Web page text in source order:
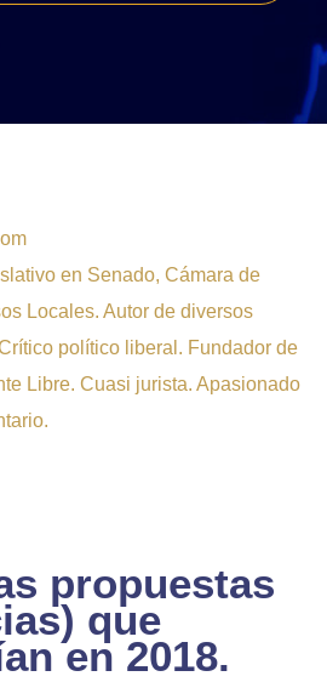
en Senado, Cámara de
Locales. Autor de diversos
político liberal. Fundador de
Libre. Cuasi jurista. Apasionado
propuestas
que
en 2018.